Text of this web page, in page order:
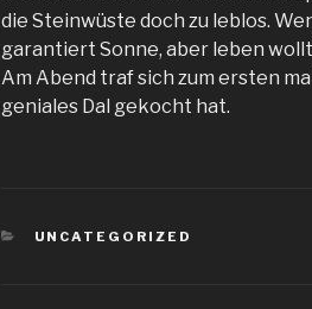
die Steinwüste doch zu leblos.
garantiert Sonne, aber leben
Am Abend traf sich zum ersten
geniales Dal gekocht hat.
KATEGORIEN
UNCATEGORIZED